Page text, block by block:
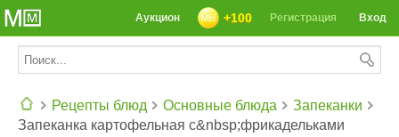
Вход
Регистрация
+100
Аукцион
Рецепты блюд Основные блюда
Запеканки
Запеканка картофельная с&nbsp;фрикадельками